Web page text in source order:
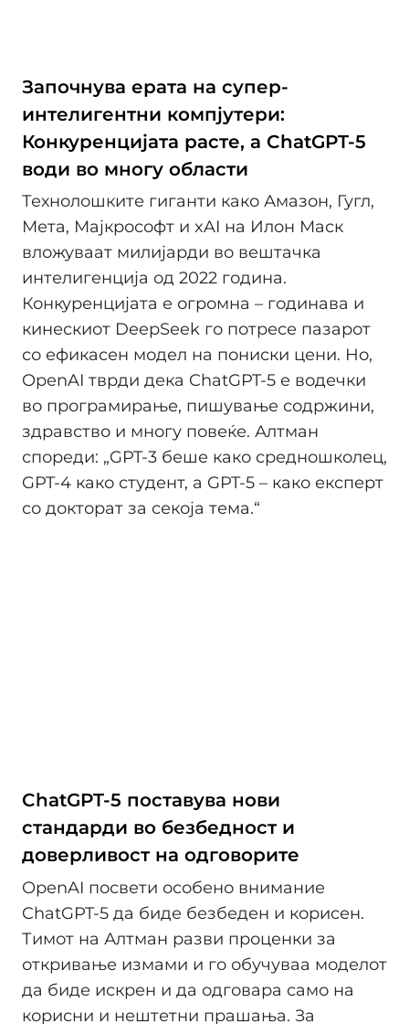
Започнува ерата на супер-
интелигентни компјутери:
Конкуренцијата расте, а ChatGPT-5
води во многу области
Технолошките гиганти како Амазон, Гугл,
Мета, Мајкрософт и xAI на Илoн Маск
вложуваат милијарди во вештачка
интелигенција од 2022 година.
Конкуренцијата е огромна – годинава и
кинескиот DeepSeek го потресе пазарот
со ефикасен модел на пониски цени. Но,
OpenAI тврди дека ChatGPT-5 е водечки
во програмирање, пишување содржини,
здравство и многу повеќе. Алтман
спореди: „GPT-3 беше како средношколец,
GPT-4 како студент, а GPT-5 – како експерт
со докторат за секоја тема.“
ChatGPT-5 поставува нови
стандарди во безбедност и
доверливост на одговорите
OpenAI посвети особено внимание
ChatGPT-5 да биде безбеден и корисен.
Тимот на Алтман разви проценки за
откривање измами и го обучуваа моделот
да биде искрен и да одговара само на
корисни и нештетни прашања. За